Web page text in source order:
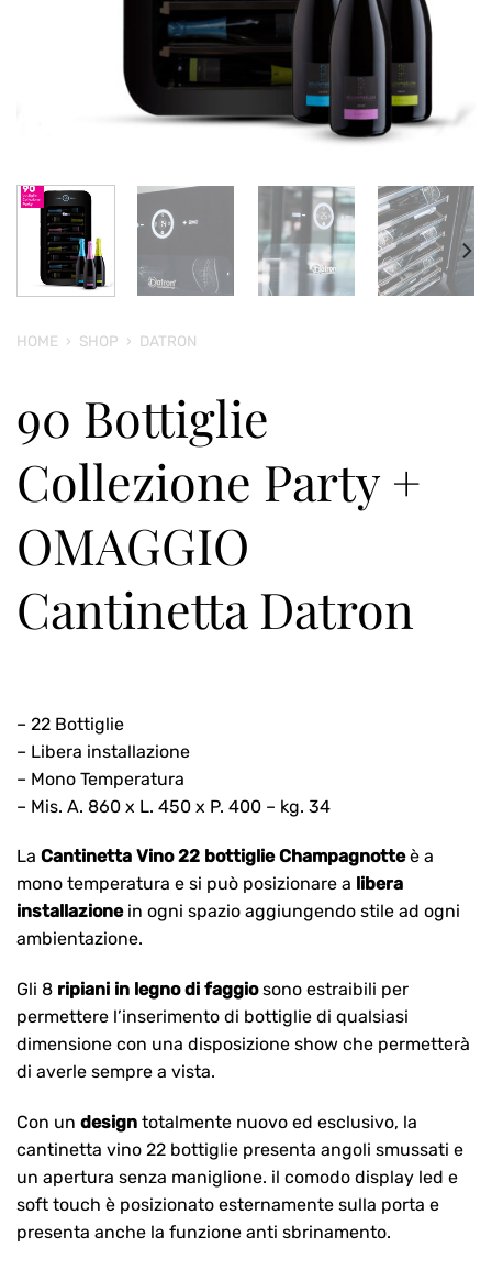
HOME › SHOP › DATRON
90 Bottiglie
Collezione Party +
OMAGGIO
Cantinetta Datron
– 22 Bottiglie
– Libera installazione
– Mono Temperatura
– Mis. A. 860 x L. 450 x P. 400 – kg. 34
La Cantinetta Vino 22 bottiglie Champagnotteè a
mono temperatura e si può posizionare a libera
installazionein ogni spazio aggiungendo stile ad ogni
ambientazione.
Gli 8 ripiani in legno di faggiosono estraibili per
permettere l’inserimento di bottiglie di qualsiasi
dimensione con una disposizione show che permetterà
di averle sempre a vista.
Con un design totalmente nuovo ed esclusivo, la
cantinetta vino 22 bottiglie presenta angoli smussati e
un apertura senza maniglione. il comodo display led e
soft touch è posizionato esternamente sulla porta e
presenta anche la funzione anti sbrinamento.